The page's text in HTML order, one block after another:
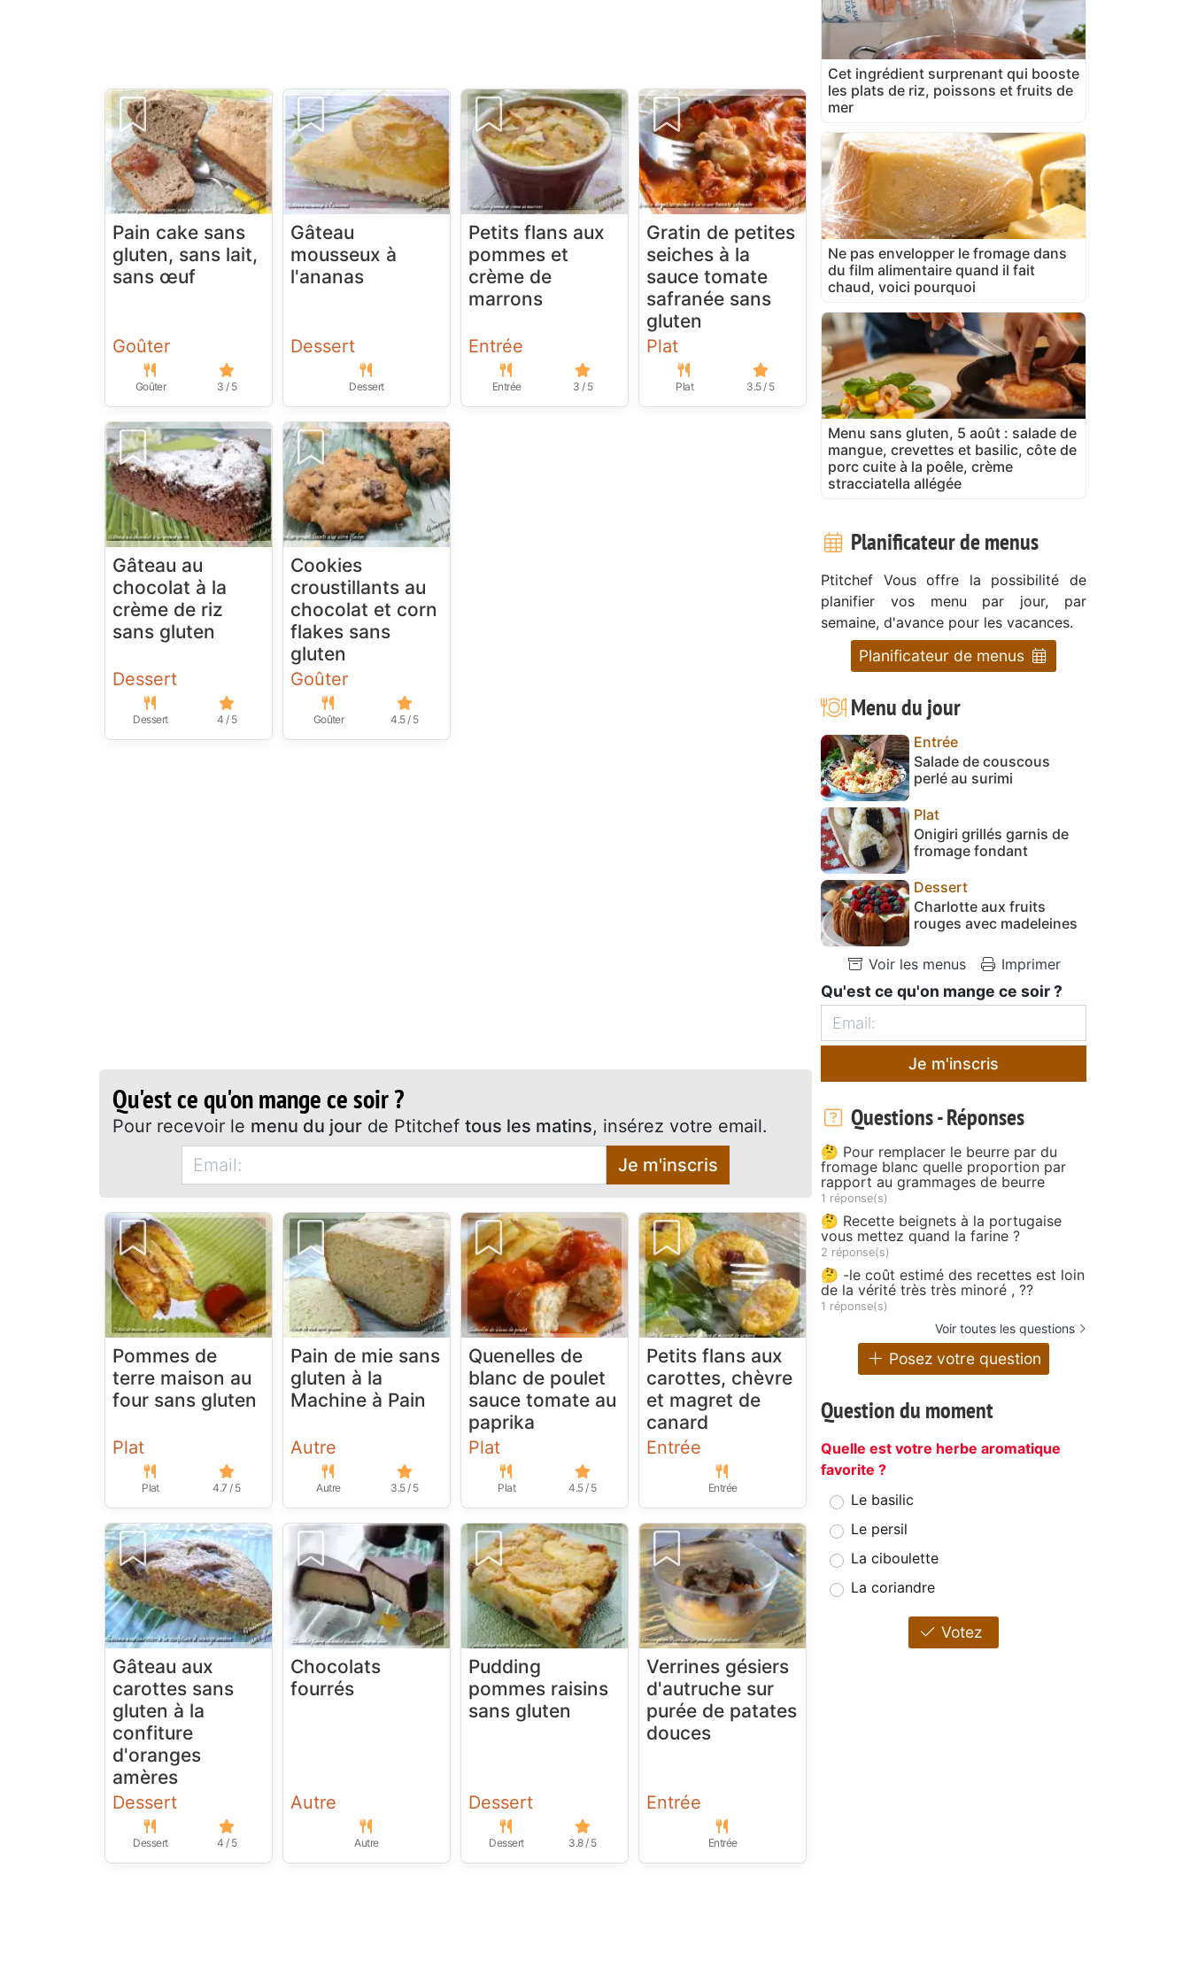
Pain cake sans
gluten, sans lait,
sans œuf
Goûter
Goûter 3 / 5
Gâteau
mousseux à
l'ananas
Dessert
Dessert
Petits flans aux
pommes et
crème de
marrons
Entrée
Entrée 3 / 5
Gratin de petites
seiches à la
sauce tomate
safranée sans
gluten
Plat
Plat 3.5 / 5
Gâteau au
chocolat à la
crème de riz
sans gluten
Dessert
Dessert 4 / 5
Cookies
croustillants au
chocolat et corn
flakes sans
gluten
Goûter
Goûter 4.5 / 5
Qu'est ce qu'on mange ce soir ?
Pour recevoir le menu du jour de Ptitcheftous les matins, insérez votre email.
Je m'inscris
Pommes de
terre maison au
four sans gluten
Plat
Plat 4.7 / 5
Pain de mie sans
gluten à la
Machine à Pain
Autre
Autre 3.5 / 5
Quenelles de
blanc de poulet
sauce tomate au
paprika
Plat
Plat 4.5 / 5
Petits flans aux
carottes, chèvre
et magret de
canard
Entrée
Entrée
Gâteau aux
carottes sans
gluten à la
confiture
d'oranges
amères
Dessert
Dessert 4 / 5
Chocolats
fourrés
Autre
Autre
Pudding
pommes raisins
sans gluten
Dessert
Dessert 3.8 / 5
Verrines gésiers
d'autruche sur
purée de patates
douces
Entrée
Entrée
Cet ingrédient surprenant qui booste
les plats de riz, poissons et fruits de
mer
Ne pas envelopper le fromage dans
du film alimentaire quand il fait
chaud, voici pourquoi
Menu sans gluten, 5 août : salade de
mangue, crevettes et basilic, côte de
porc cuite à la poêle, crème
stracciatella allégée
Planificateur de menus
Ptitchef Vous offre la possibilité de
planifier vos menu par jour, par
semaine, d'avance pour les vacances.
Planificateur de menus
Menu du jour
Entrée
Salade de couscous
perlé au surimi
Plat
Onigiri grillés garnis de
fromage fondant
Dessert
Charlotte aux fruits
rouges avec madeleines
Voir les menus Imprimer
Qu'est ce qu'on mange ce soir ?
Je m'inscris
Questions - Réponses
🤔 Pour remplacer le beurre par du
fromage blanc quelle proportion par
rapport au grammages de beurre
1 réponse(s)
🤔 Recette beignets à la portugaise
vous mettez quand la farine ?
2 réponse(s)
🤔 -le coût estimé des recettes est loin
de la vérité très très minoré , ??
1 réponse(s)
Voir toutes les questions
Posez votre question
Question du moment
Quelle est votre herbe aromatique
favorite ?
Le basilic
Le persil
La ciboulette
La coriandre
Votez